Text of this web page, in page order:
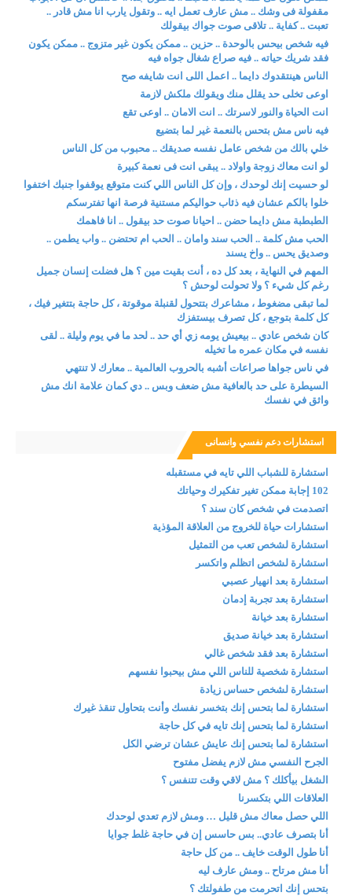
مقفولة فى وشك .. مش عارف تعمل ايه .. وتقول يارب انا مش قادر ..
تعبت .. كفاية .. تلاقى صوت جواك بيقولك
فيه شخص بيحس بالوحدة .. حزين .. ممكن يكون غير متزوج .. ممكن يكون
فقد شريك حياته .. فيه صراع شغال جواه فيه
الناس هينتقدوك دايما .. اعمل اللى انت شايفه صح
اوعى تخلى حد يقلل منك ويقولك ملكش لازمة
انت الحياة والنور لاسرتك .. انت الامان .. اوعى تقع
فيه ناس مش بتحس بالنعمة غير لما بتضيع
خلي بالك من شخص عامل نفسه صديقك .. محبوب من كل الناس
لو انت معاك زوجة واولاد .. يبقى انت فى نعمة كبيرة
لو حسيت إنك لوحدك ، وإن كل الناس اللي كنت متوقع يوقفوا جنبك اختفوا
خلوا بالكم عشان فيه ذئاب حواليكم مستنية فرصة انها تفترسكم
الطبطبة مش دايما حضن .. احيانا صوت حد بيقول .. انا فاهمك
الحب مش كلمة .. الحب سند وامان .. الحب ام تحتضن .. واب يطمن ..
وصديق يحس .. واخ يسند
المهم في النهاية ، بعد كل ده ، أنت بقيت مين ؟ هل فضلت إنسان جميل
رغم كل شيء ؟ ولا تحولت لوحش ؟
لما تبقى مضغوط ، مشاعرك بتتحول لقنبلة موقوتة ، كل حاجة بتتغير فيك ،
كل كلمة بتوجع ، كل تصرف بيستفزك
كان شخص عادي .. بيعيش يومه زي أي حد .. لحد ما في يوم وليلة .. لقى
نفسه في مكان عمره ما تخيله
في ناس جواها صراعات أشبه بالحروب العالمية .. معارك لا تنتهي
السيطرة على حد بالعافية مش ضعف وبس .. دي كمان علامة انك مش
واثق في نفسك
استشارات دعم نفسي وانسانى
استشارة للشباب اللي تايه في مستقبله
102 إجابة ممكن تغير تفكيرك وحياتك
اتصدمت في شخص كان سند ؟
استشارات حياة للخروج من العلاقة المؤذية
استشارة لشخص تعب من التمثيل
استشارة لشخص اتظلم واتكسر
استشارة بعد انهيار عصبي
استشارة بعد تجربة إدمان
استشارة بعد خيانة
استشارة بعد خيانة صديق
استشارة بعد فقد شخص غالي
استشارة شخصية للناس اللي مش بيحبوا نفسهم
استشارة لشخص حساس زيادة
استشارة لما بتحس إنك بتخسر نفسك وأنت بتحاول تنقذ غيرك
استشارة لما بتحس إنك تايه في كل حاجة
استشارة لما بتحس إنك عايش عشان ترضي الكل
الجرح النفسي مش لازم يفضل مفتوح
الشغل بيأكلك ؟ مش لاقي وقت تتنفس ؟
العلاقات اللي بتكسرنا
اللي حصل معاك مش قليل … ومش لازم تعدي لوحدك
أنا بتصرف عادي.. بس حاسس إن في حاجة غلط جوايا
أنا طول الوقت خايف .. من كل حاجة
أنا مش مرتاح .. ومش عارف ليه
بتحس إنك اتحرمت من طفولتك ؟